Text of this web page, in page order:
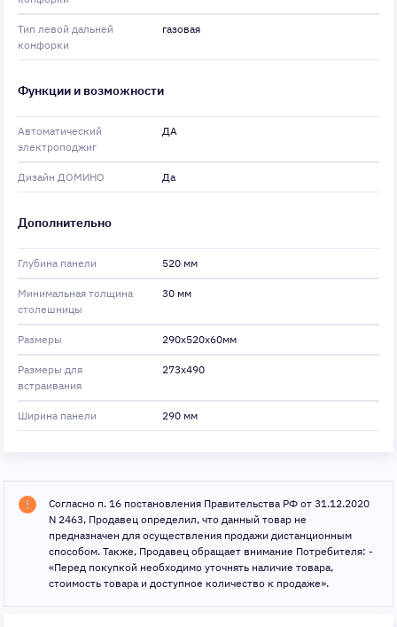
Тип левой дальней
конфорки
газовая
Функции и возможности
Автоматический
электроподжиг
ДА
Дизайн ДОМИНО Да
Дополнительно
Глубина панели 520 мм
Минимальная толщина
столешницы
30 мм
Размеры 290x520x60мм
Размеры для
встраивания
273x490
Ширина панели 290 мм
Согласно п. 16 постановления Правительства РФ от 31.12.2020
N 2463, Продавец определил, что данный товар не
предназначен для осуществления продажи дистанционным
способом. Также, Продавец обращает внимание Потребителя: -
«Перед покупкой необходимо уточнять наличие товара,
стоимость товара и доступное количество к продаже».